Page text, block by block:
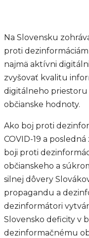
Na Slovensku
proti
najmä aktívni
zvyšovať kvalitu
digitálneho
občianske hodnoty.
Ako boj proti
COVID-19 a
boji proti
občianskeho a
silnej dôvery
propagandu a
dezinformátori
Slovensko deficity v
dezinformačnému